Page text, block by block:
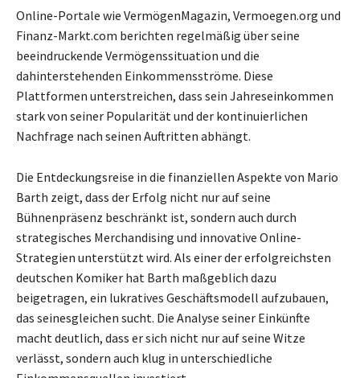
Online-Portale wie VermögenMagazin, Vermoegen.org und
Finanz-Markt.com berichten regelmäßig über seine
beeindruckende Vermögenssituation und die
dahinterstehenden Einkommensströme. Diese
Plattformen unterstreichen, dass sein Jahreseinkommen
stark von seiner Popularität und der kontinuierlichen
Nachfrage nach seinen Auftritten abhängt.
Die Entdeckungsreise in die finanziellen Aspekte von Mario
Barth zeigt, dass der Erfolg nicht nur auf seine
Bühnenpräsenz beschränkt ist, sondern auch durch
strategisches Merchandising und innovative Online-
Strategien unterstützt wird. Als einer der erfolgreichsten
deutschen Komiker hat Barth maßgeblich dazu
beigetragen, ein lukratives Geschäftsmodell aufzubauen,
das seinesgleichen sucht. Die Analyse seiner Einkünfte
macht deutlich, dass er sich nicht nur auf seine Witze
verlässt, sondern auch klug in unterschiedliche